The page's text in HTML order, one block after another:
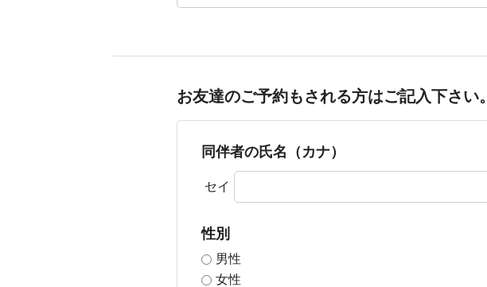
お友達のご予約もされる方はご記入下さい。
同伴者の氏名（カナ）
セイ
性別
男性
女性